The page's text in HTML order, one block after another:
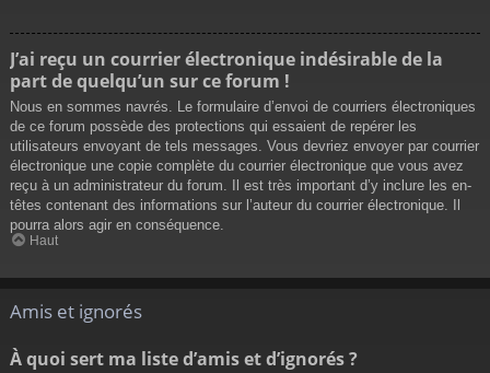
J’ai reçu un courrier électronique indésirable de la
part de quelqu’un sur ce forum !
Nous en sommes navrés. Le formulaire d’envoi de courriers électroniques
de ce forum possède des protections qui essaient de repérer les
utilisateurs envoyant de tels messages. Vous devriez envoyer par courrier
électronique une copie complète du courrier électronique que vous avez
reçu à un administrateur du forum. Il est très important d’y inclure les en-
têtes contenant des informations sur l’auteur du courrier électronique. Il
pourra alors agir en conséquence.
Haut
Amis et ignorés
À quoi sert ma liste d’amis et d’ignorés ?